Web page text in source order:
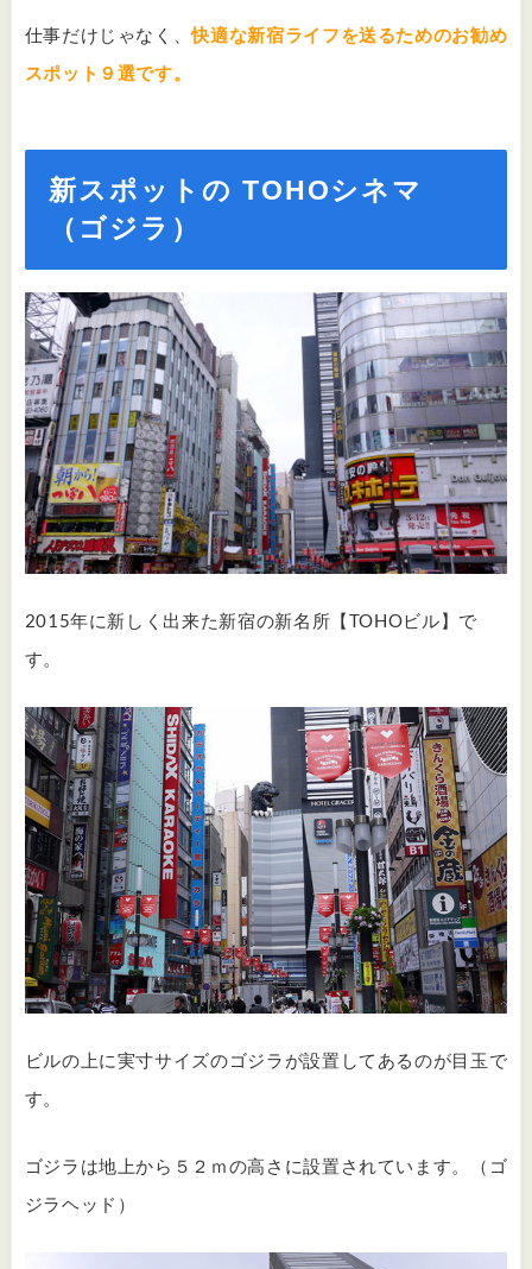
仕事だけじゃなく、快適な新宿ライフを送るためのお勧め
スポット９選です。
新スポットの TOHOシネマ
（ゴジラ）
2015年に新しく出来た新宿の新名所【TOHOビル】で
す。
ビルの上に実寸サイズのゴジラが設置してあるのが目玉で
す。
ゴジラは地上から５２ｍの高さに設置されています。（ゴ
ジラヘッド）